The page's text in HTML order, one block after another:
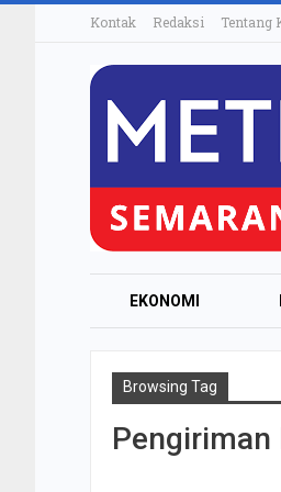
Kontak Redaksi Tentang
EKONOMI
Browsing Tag
Pengiriman